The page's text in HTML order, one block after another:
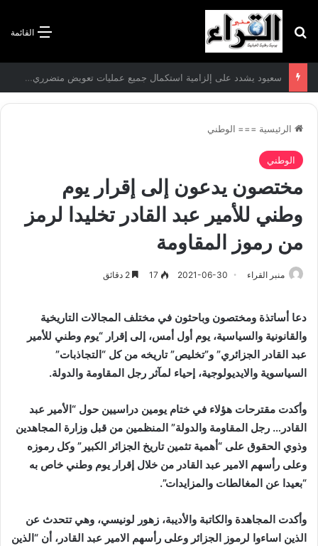
القائمة بحث عن
سعيود يشدد على إلزامية استكمال جميع عمليات تعويض متضرري حرائق الغابات قبل نهاية شهر أوت
الرئيسية === الوطني
الوطني
مختصون يدعون إلى إقرار يوم
وطني للأمير عبد القادر تخليدا لرمز
من رموز المقاومة
منبر القراء 2021-06-30
17
دعا أساتذة ومختصون وباحثون في مختلف المجالات التاريخية
والقانونية والسياسية، يوم أول أمس، إلى إقرار “يوم وطني للأمير
عبد القادر الجزائري” و”تخليص” تاريخه من كل “التجاذبات”
السياسوية والايديولوجية، إحياء لمآثر رجل المقاومة والدولة.
وأكدت مقترحات هؤلاء في ختام يومين دراسيين حول “الأمير عبد
القادر… رجل المقاومة والدولة” المنظمين من قبل وزارة المجاهدين
وذوي الحقوق على “أهمية تثمين تاريخ الجزائر الكبير” وكل رموزه
وعلى رأسهم الامير عبد القادر من خلال إقرار يوم وطني خاص به
“بعيدا عن المغالطات والمزايدات”.
وأكدت المجاهدة والكاتبة والأديبة، زهور لونيسي، وهي تتحدث عن
الذين اساءوا لرموز الجزائر وعلى رأسهم الامير عبد القادر، أن “الذين